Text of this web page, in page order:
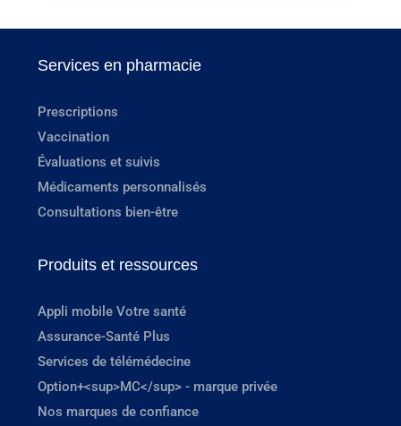
Services en pharmacie
Prescriptions
Vaccination
Évaluations et suivis
Médicaments personnalisés
Consultations bien-être
Produits et ressources
Appli mobile Votre santé
Assurance-Santé Plus
Services de télémédecine
Option+<sup>MC</sup> - marque privée
Nos marques de confiance